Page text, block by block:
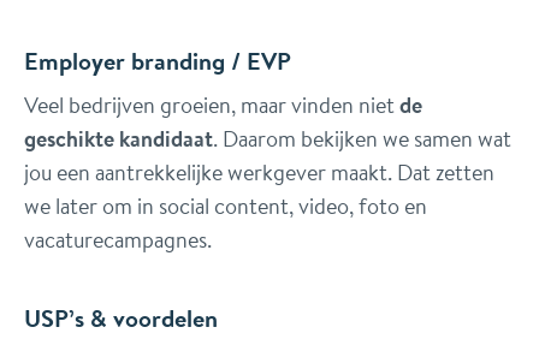
Employer branding / EVP
Veel bedrijven groeien, maar vinden nietde
geschikte kandidaat. Daarom bekijken we samen wat
jou een aantrekkelijke werkgever maakt. Dat zetten
we later om in social content, video, foto en
vacaturecampagnes.
USP’s & voordelen